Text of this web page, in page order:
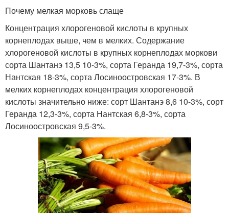
Почему мелкая морковь слаще
Концентрация хлорогеновой кислоты в крупных
корнеплодах выше, чем в мелких. Содержание
хлорогеновой кислоты в крупных корнеплодах моркови
сорта Шантанэ 13,5 10-3%, сорта Геранда 19,7-3%, сорта
Нантская 18-3%, сорта Лосиноостровская 17-3%. В
мелких корнеплодах концентрация хлорогеновой
кислоты значительно ниже: сорт Шантанэ 8,6 10-3%, сорт
Геранда 12,3-3%, сорта Нантская 6,8-3%, сорта
Лосиноостровская 9,5-3%.